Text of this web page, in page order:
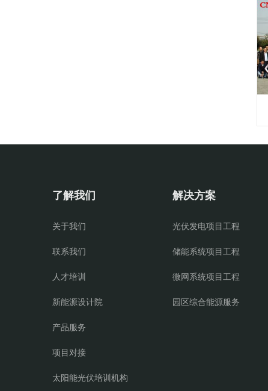
了解我们
关于我们
联系我们
人才培训
新能源设计院
产品服务
项目对接
太阳能光伏培训机构
解决方案
光伏发电项目工程
储能系统项目工程
微网系统项目工程
园区综合能源服务